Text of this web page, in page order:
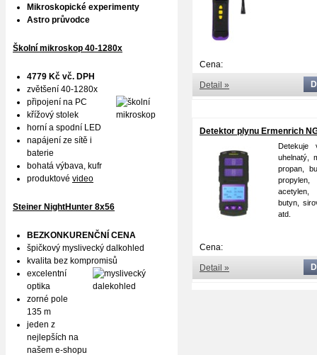
Cena:
Detail »
Detektor plynu Ermenrich
Detekuje
uhelnatý,
propan,
butyn,
atd.
Cena:
Detail »
Mikroskopické experimenty
Astro průvodce
Školní mikroskop 40-1280x
4779 Kč vč. DPH
zvětšení 40-1280x
připojení na PC
křížový stolek
horní a spodní LED
napájení ze sítě i
baterie
bohatá výbava, kufr
produktové video
Steiner NightHunter 8x56
BEZKONKURENČNÍ CENA
špičkový myslivecký dalkohled
kvalita bez kompromisů
excelentní
optika
zorné pole
135 m
jeden z
nejlepších na
našem e-shopu